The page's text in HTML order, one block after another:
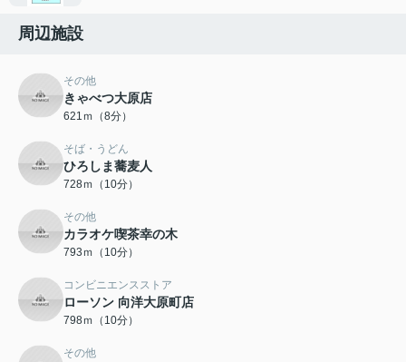
周辺施設
その他
きゃべつ大原店
621ｍ（8分）
そば・うどん
ひろしま蕎麦人
728ｍ（10分）
その他
カラオケ喫茶幸の木
793ｍ（10分）
コンビニエンスストア
ローソン 向洋大原町店
798ｍ（10分）
その他